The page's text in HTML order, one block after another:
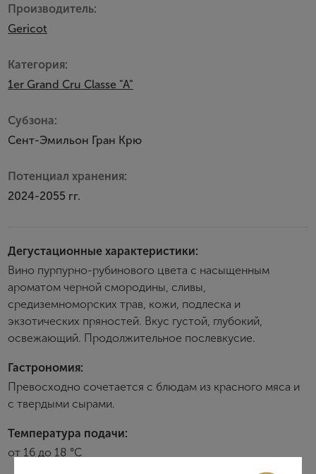
Дегустационные характеристики:
Вино пурпурно-рубинового цвета с насыщенным
ароматом черной смородины, сливы,
средиземноморских трав, кожи, подлеска и
экзотических пряностей. Вкус густой, глубокий,
освежающий. Продолжительное послевкусие.
Гастрономия:
Превосходно сочетается с блюдам из красного мяса и
с твердыми сырами.
Температура подачи:
от 16 до 18 °С
Производитель:
Gericot
Категория:
1er Grand Cru Classe "A"
Субзона:
Сент-Эмильон Гран Крю
Потенциал хранения:
2024-2055 гг.